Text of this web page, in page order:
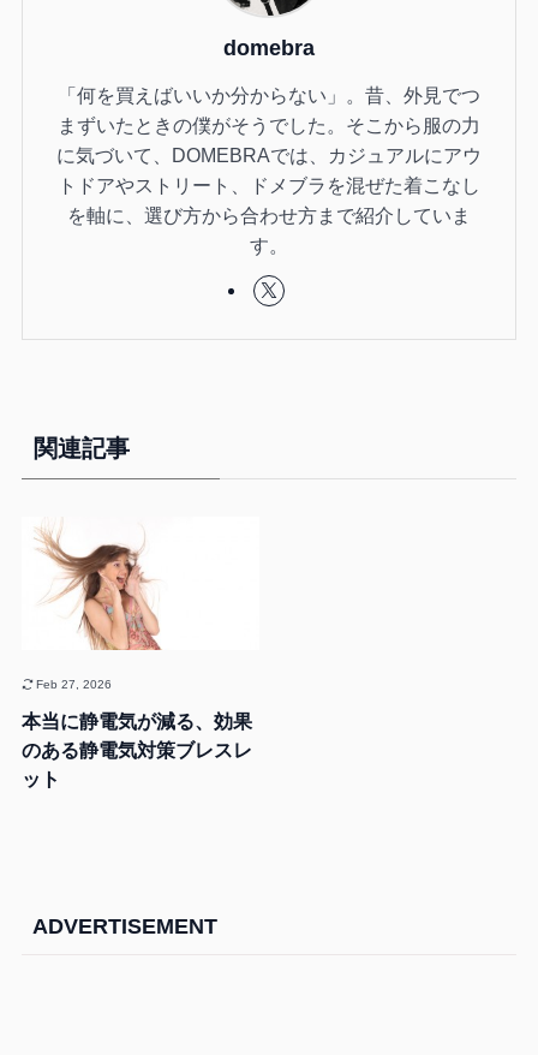
domebra
「何を買えばいいか分からない」。昔、外見でつ
まずいたときの僕がそうでした。そこから服の力
に気づいて、DOMEBRAでは、カジュアルにアウ
トドアやストリート、ドメブラを混ぜた着こなし
を軸に、選び方から合わせ方まで紹介していま
す。
関連記事
本当に静電気が減る、効果
のある静電気対策ブレスレ
ット
Feb 27, 2026
ADVERTISEMENT